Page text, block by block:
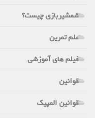
شمشیربازی چیست؟
علم تمرین
فیلم های آموزشی
قوانین
قوانین المپیک